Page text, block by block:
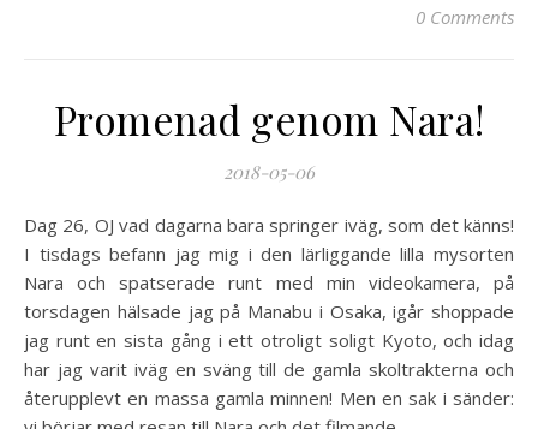
0 Comments
Promenad genom Nara!
2018-05-06
Dag 26, OJ vad dagarna bara springer iväg, som det känns!
I tisdags befann jag mig i den lärliggande lilla mysorten
Nara och spatserade runt med min videokamera, på
torsdagen hälsade jag på Manabu i Osaka, igår shoppade
jag runt en sista gång i ett otroligt soligt Kyoto, och idag
har jag varit iväg en sväng till de gamla skoltrakterna och
återupplevt en massa gamla minnen! Men en sak i sänder: